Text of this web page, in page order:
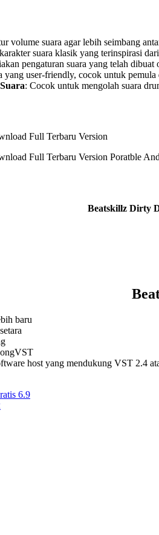
volume suara agar lebih seimbang
suara klasik yang terinspirasi
pengaturan suara yang telah
yang user-friendly, cocok untuk pemula
: Cocok untuk mengolah suara
Beatskillz Dirty
baru
host yang mendukung VST 2.4
6.9